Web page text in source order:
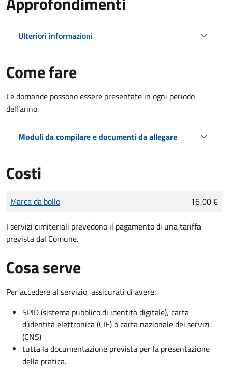
Ulteriori informazioni
Come fare
Le domande possono essere presentate in ogni periodo
dell'anno.
Moduli da compilare e documenti da allegare
Costi
Tipo di pagamento
Importo
Marca da bollo 16,00 €
I servizi cimiteriali prevedono il pagamento di una tariffa
prevista dal Comune.
Cosa serve
Per accedere al servizio, assicurati di avere:
SPID (sistema pubblico di identità digitale), carta
d’identità elettronica (CIE) o carta nazionale dei servizi
(CNS)
tutta la documentazione prevista per la presentazione
della pratica.